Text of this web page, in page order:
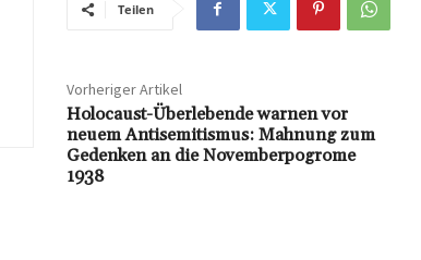
Teilen
Vorheriger Artikel
Holocaust-Überlebende warnen vor
neuem Antisemitismus: Mahnung zum
Gedenken an die Novemberpogrome
1938